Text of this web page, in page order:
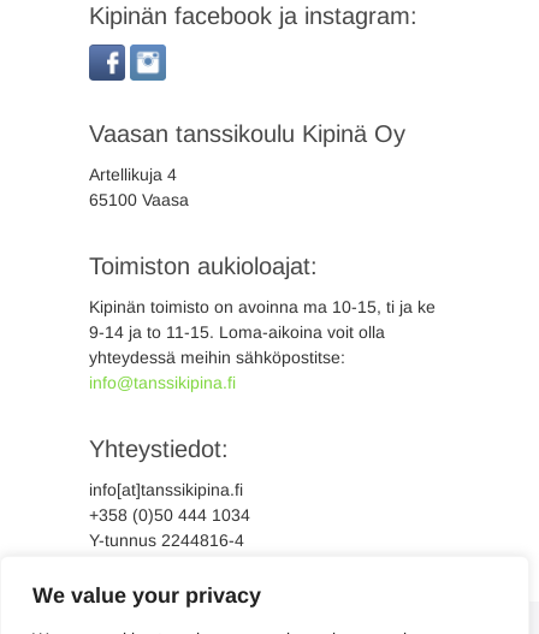
We value your privacy
Kipinän facebook ja instagram:
Vaasan tanssikoulu Kipinä Oy
Artellikuja 4
65100 Vaasa
Toimiston aukioloajat:
Kipinän toimisto on avoinna ma 10-15, ti ja ke
9-14 ja to 11-15. Loma-aikoina voit olla
yhteydessä meihin sähköpostitse:
info@tanssikipina.fi
Yhteystiedot:
info[at]tanssikipina.fi
+358 (0)50 444 1034
Y-tunnus 2244816-4